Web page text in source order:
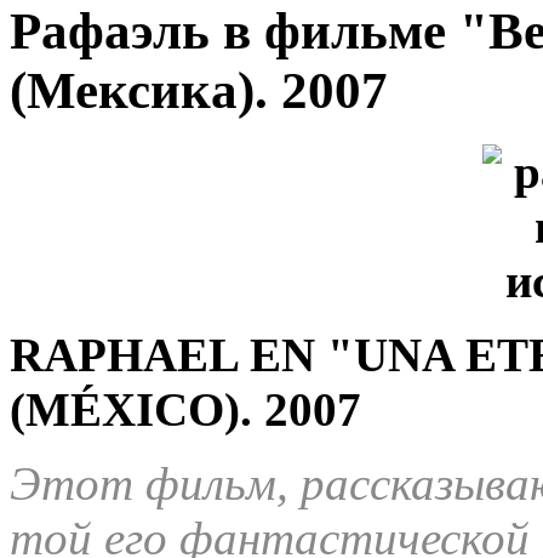
Рафаэль в фильме
(Мексикa). 2007
RAPHAEL EN "UNA
(MÉXICO). 2007
Этот фильм,
той его